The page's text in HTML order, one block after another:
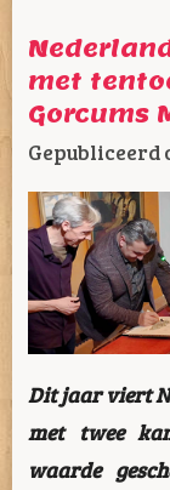
met
Gorcums
Gepubliceerd
Dit jaar viert
met twee
waarde